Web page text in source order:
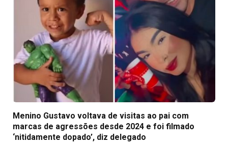
Menino Gustavo voltava de visitas ao pai com
marcas de agressões desde 2024 e foi filmado
‘nitidamente dopado’, diz delegado